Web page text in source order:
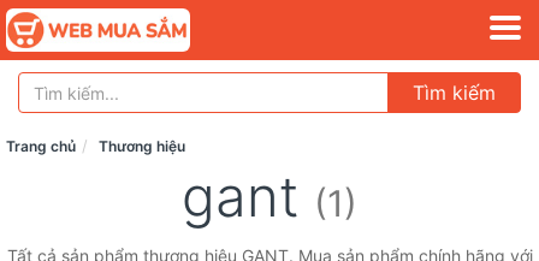
Tìm kiếm
Trang chủ Thương hiệu
gant (1)
Tất cả sản phẩm thương hiệu GANT. Mua sản phẩm chính hãng với